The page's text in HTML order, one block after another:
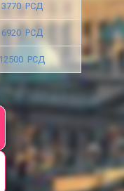
3770 РСД
6920 РСД
12500 РСД